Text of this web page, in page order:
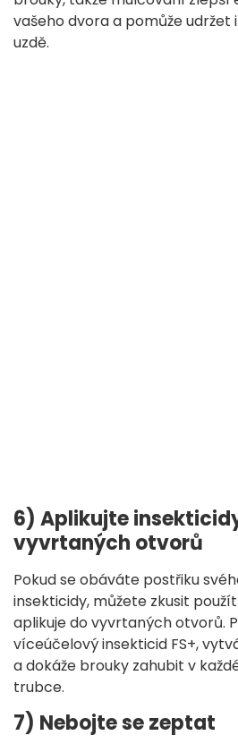
vašeho dvora a pomůže udržet
uzdě.
6) Aplikujte
vyvrtaných otvorů
Pokud se obáváte postřiku
insekticidy, můžete zkusit
aplikuje do vyvrtaných otvorů.
víceúčelový insekticid FS+,
a dokáže brouky zahubit v
trubce.
7) Nebojte se zeptat